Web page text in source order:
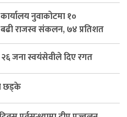
नुवाकोटमा १०
राजस्व संकलन, ७४ प्रतिशत
जना स्वयंसेवीले दिए रगत
छड्के